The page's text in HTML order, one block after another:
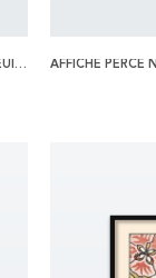
AFFICHE PERCE NEIGE BY MAURICE PILLARD VERNEUIL 50X70